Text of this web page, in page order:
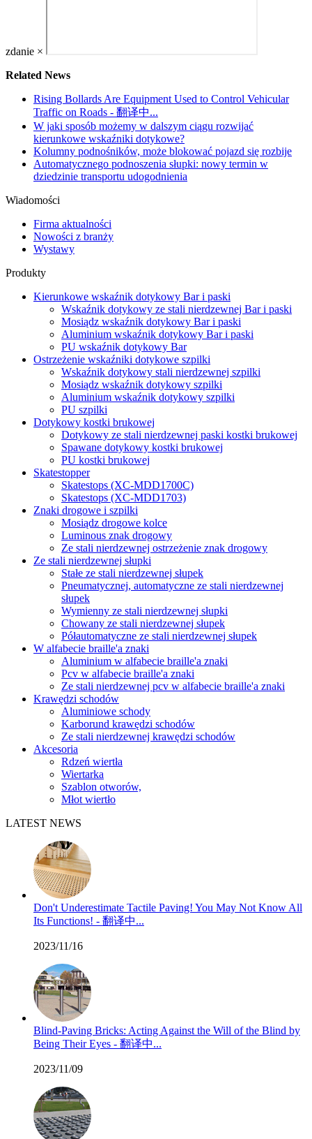
zdanie ×
Related News
Rising Bollards Are Equipment Used to Control Vehicular
Traffic on Roads - 翻译中...
W jaki sposób możemy w dalszym ciągu rozwijać
kierunkowe wskaźniki dotykowe?
Kolumny podnośników, może blokować pojazd się rozbije
Automatycznego podnoszenia słupki: nowy termin w
dziedzinie transportu udogodnienia
Wiadomości
Firma aktualności
Nowości z branży
Wystawy
Produkty
Kierunkowe wskaźnik dotykowy Bar i paski
Wskaźnik dotykowy ze stali nierdzewnej Bar i paski
Mosiądz wskaźnik dotykowy Bar i paski
Aluminium wskaźnik dotykowy Bar i paski
PU wskaźnik dotykowy Bar
Ostrzeżenie wskaźniki dotykowe szpilki
Wskaźnik dotykowy stali nierdzewnej szpilki
Mosiądz wskaźnik dotykowy szpilki
Aluminium wskaźnik dotykowy szpilki
PU szpilki
Dotykowy kostki brukowej
Dotykowy ze stali nierdzewnej paski kostki brukowej
Spawane dotykowy kostki brukowej
PU kostki brukowej
Skatestopper
Skatestops (XC-MDD1700C)
Skatestops (XC-MDD1703)
Znaki drogowe i szpilki
Mosiądz drogowe kolce
Luminous znak drogowy
Ze stali nierdzewnej ostrzeżenie znak drogowy
Ze stali nierdzewnej słupki
Stałe ze stali nierdzewnej słupek
Pneumatycznej, automatyczne ze stali nierdzewnej
słupek
Wymienny ze stali nierdzewnej słupki
Chowany ze stali nierdzewnej słupek
Półautomatyczne ze stali nierdzewnej słupek
W alfabecie braille'a znaki
Aluminium w alfabecie braille'a znaki
Pcv w alfabecie braille'a znaki
Ze stali nierdzewnej pcv w alfabecie braille'a znaki
Krawędzi schodów
Aluminiowe schody
Karborund krawędzi schodów
Ze stali nierdzewnej krawędzi schodów
Akcesoria
Rdzeń wiertła
Wiertarka
Szablon otworów,
Młot wiertło
LATEST NEWS
Don't Underestimate Tactile Paving! You May Not Know All
Its Functions! - 翻译中...
2023/11/16
Blind-Paving Bricks: Acting Against the Will of the Blind by
Being Their Eyes - 翻译中...
2023/11/09